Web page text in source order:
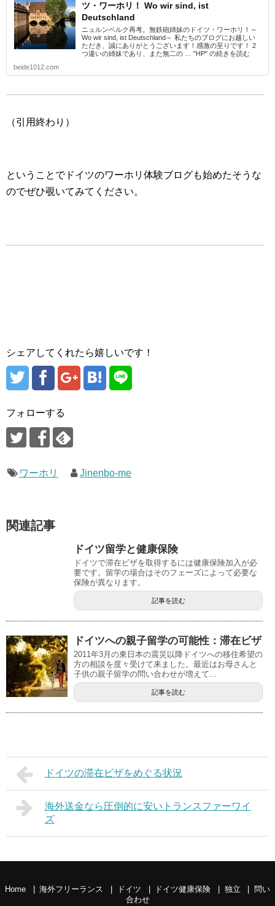
ツ・ワーホリ！ Wo wir sind, ist
Deutschland
ニュルンベルク再考。無鉄砲姉妹のドイツ・ワーホリ！～
Wo wir sind, ist Deutschland～ 私たちのブログにお越しい
ただき、誠にありがとうございます！感激の至りです！ 2
つ違いの姉妹であり、また無二の … "HP" の続きを読む
beide1012.com
（引用終わり）
ということでドイツのワーホリ体験ブログも始めたそうな
のでぜひ覗いてみてください。
シェアしてくれたら嬉しいです！
フォローする
ワーホリ Jinenbo-me
関連記事
ドイツ留学と健康保険
ドイツで滞在ビザを取得するには健康保険加入が必
要です。留学の場合はそのフェーズによって必要な
保険が異なります。
記事を読む
ドイツへの親子留学の可能性：滞在ビザ
2011年3月の東日本の震災以降ドイツへの移住希望の
方の相談を度々受けて来ました。最近はお母さんと
子供の親子留学の問い合わせが増えて...
記事を読む
ドイツの滞在ビザをめぐる状況
海外送金なら圧倒的に安いトランスファーワイ
ズ
Home 海外フリーランス ドイツ ドイツ健康保険 独立
問い
合わせ